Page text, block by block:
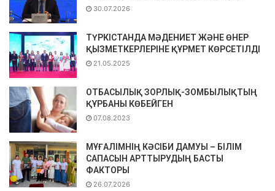
30.07.2026
ТҮРКІСТАНДА МӘДЕНИЕТ ЖӘНЕ ӨНЕР
ҚЫЗМЕТКЕРЛЕРІНЕ ҚҰРМЕТ КӨРСЕТІЛДІ
21.05.2025
ОТБАСЫЛЫҚ ЗОРЛЫҚ-ЗОМБЫЛЫҚТЫҢ
ҚҰРБАНЫ КӨБЕЙГЕН
07.08.2023
МҰҒАЛІМНІҢ КӘСІБИ ДАМУЫ – БІЛІМ
САПАСЫН АРТТЫРУДЫҢ БАСТЫ
ФАКТОРЫ
26.07.2026